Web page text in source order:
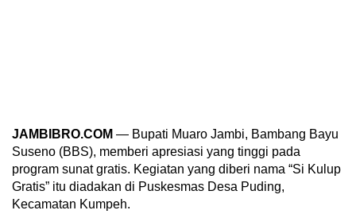
JAMBIBRO.COM — Bupati Muaro Jambi, Bambang Bayu
Suseno (BBS), memberi apresiasi yang tinggi pada
program sunat gratis. Kegiatan yang diberi nama “Si Kulup
Gratis” itu diadakan di Puskesmas Desa Puding,
Kecamatan Kumpeh.